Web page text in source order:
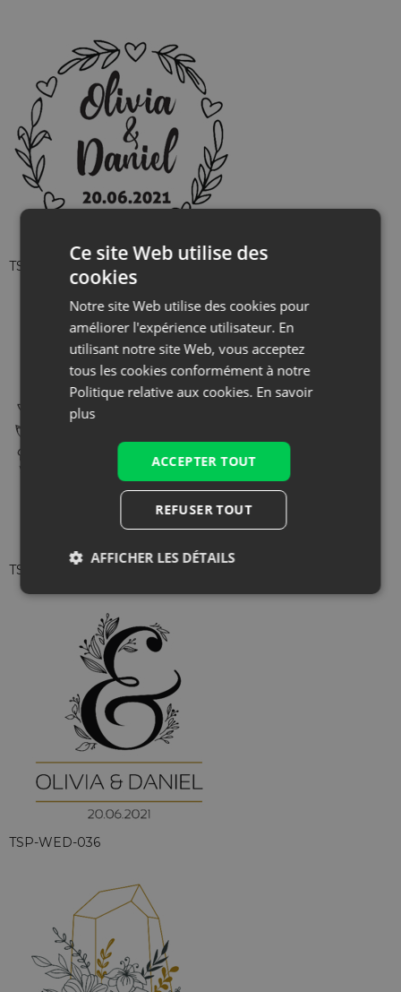
TSP-WED-028
TSP-WED-029
TSP-WED-036
Ce site Web utilise des
cookies
Notre site Web utilise des cookies pour
améliorer l'expérience utilisateur. En
utilisant notre site Web, vous acceptez
tous les cookies conformément à notre
Politique relative aux cookies. En savoir
plus
ACCEPTER TOUT
REFUSER TOUT
AFFICHER LES DÉTAILS